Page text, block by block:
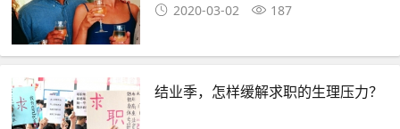
2020-03-02 187
结业季，怎样缓解求职的生理压力？